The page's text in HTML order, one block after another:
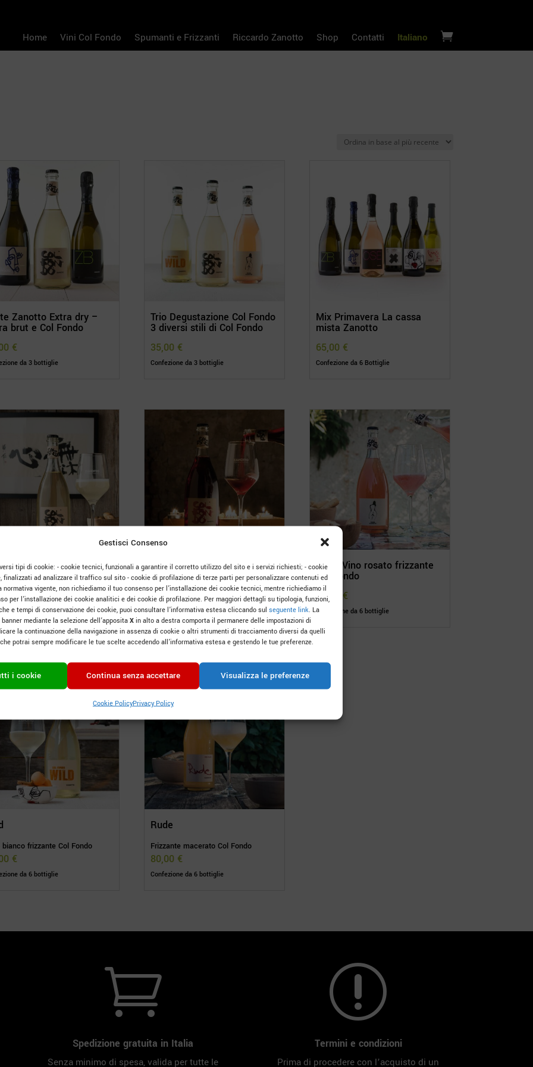
Gestisci Consenso
tipi di cookie: - cookie tecnici, funzionali a garantire il corretto utilizzo del sito e i servizi richiesti; - cookie
finalizzati ad analizzare il traffico sul sito - cookie di profilazione di terze parti per personalizzare contenuti ed
normativa vigente, non richiediamo il tuo consenso per l’installazione dei cookie tecnici, mentre richiediamo il
per l’installazione dei cookie analitici e dei cookie di profilazione. Per maggiori dettagli su tipologia, funzioni,
e tempi di conservazione dei cookie, puoi consultare l’informativa estesa cliccando sul seguente link. La
mediante la selezione dell’appositaX in alto a destra comporta il permanere delle impostazioni di
la continuazione della navigazione in assenza di cookie o altri strumenti di tracciamento diversi da quelli
potrai sempre modificare le tue scelte accedendo all’informativa estesa e gestendo le tue preferenze.
i cookie Continua senza accettare Visualizza le preferenze
Cookie PolicyPrivacy Policy
Home Vini Col Fondo Spumanti e Frizzanti Riccardo Zanotto Shop Contatti Italiano 
Zanotto Extra dry –
brut e Col Fondo
€
da 3 bottiglie
Trio Degustazione Col Fondo
3 diversi stili di Col Fondo
35,00 €
Confezione da 3 bottiglie
Mix Primavera La cassa
mista Zanotto
65,00 €
Confezione da 6 Bottiglie
Col Fondo Vino
frizzante Col Fondo
€
da 6 bottiglie
Rosso Col Fondo Vino rosso
frizzante Col Fondo
60,00€
Confezione da 6 bottiglie
Nude Vino rosato frizzante
Col Fondo
80,00 €
Confezione da 6 bottiglie
bianco frizzante Col Fondo
€
da 6 bottiglie
Rude
Frizzante macerato Col Fondo
80,00 €
Confezione da 6 bottiglie

Spedizione gratuita in Italia
Senza minimo di spesa, valida per tutte le
r
Termini e condizioni
Prima di procedere con l’acquisto di un